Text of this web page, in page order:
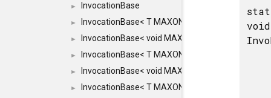
► InvocationBase
► InvocationBase< T
► InvocationBase< void
► InvocationBase< T
► InvocationBase< void
► InvocationBase< T
void